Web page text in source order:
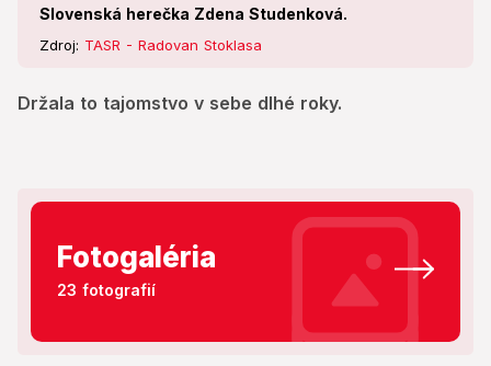
Slovenská herečka Zdena Studenková.
Zdroj: TASR - Radovan Stoklasa
Držala to tajomstvo v sebe dlhé roky.
Fotogaléria
23 fotografií